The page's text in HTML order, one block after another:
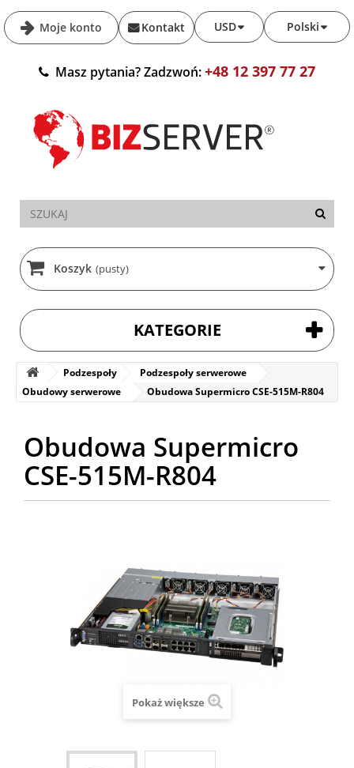
Moje konto Polski
USD
Kontakt
Masz pytania? Zadzwoń:+48 12 397 77 27
Koszyk (pusty)
KATEGORIE
Podzespoły
Podzespoły serwerowe
Obudowy serwerowe
Obudowa Supermicro CSE-515M-R804
Obudowa Supermicro
CSE-515M-R804
Pokaż większe